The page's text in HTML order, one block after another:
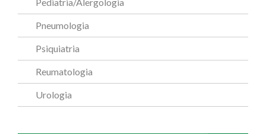
Pediatria/Alergologia
Pneumologia
Psiquiatria
Reumatologia
Urologia